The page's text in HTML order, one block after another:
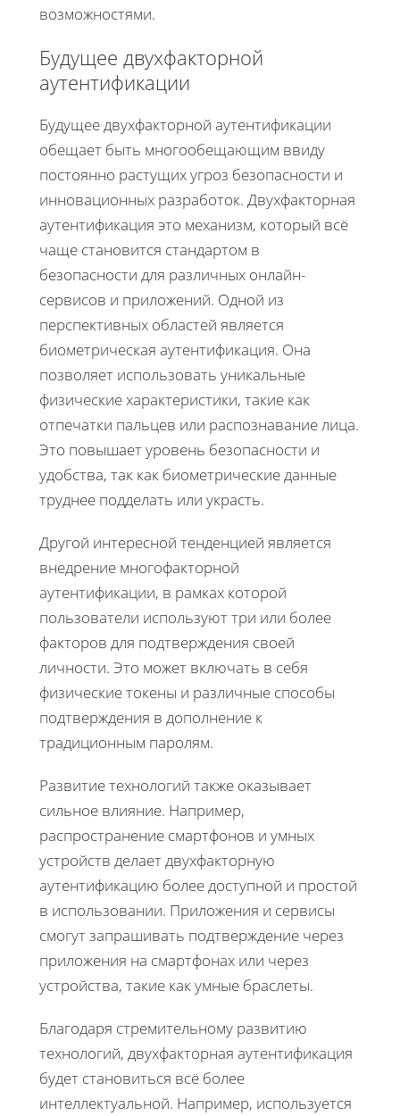
возможностями.
Будущее двухфакторной
аутентификации
Будущее двухфакторной аутентификации
обещает быть многообещающим ввиду
постоянно растущих угроз безопасности и
инновационных разработок. Двухфакторная
аутентификация это механизм, который всё
чаще становится стандартом в
безопасности для различных онлайн-
сервисов и приложений. Одной из
перспективных областей является
биометрическая аутентификация. Она
позволяет использовать уникальные
физические характеристики, такие как
отпечатки пальцев или распознавание лица.
Это повышает уровень безопасности и
удобства, так как биометрические данные
труднее подделать или украсть.
Другой интересной тенденцией является
внедрение многофакторной
аутентификации, в рамках которой
пользователи используют три или более
факторов для подтверждения своей
личности. Это может включать в себя
физические токены и различные способы
подтверждения в дополнение к
традиционным паролям.
Развитие технологий также оказывает
сильное влияние. Например,
распространение смартфонов и умных
устройств делает двухфакторную
аутентификацию более доступной и простой
в использовании. Приложения и сервисы
смогут запрашивать подтверждение через
приложения на смартфонах или через
устройства, такие как умные браслеты.
Благодаря стремительному развитию
технологий, двухфакторная аутентификация
будет становиться всё более
интеллектуальной. Например, используется